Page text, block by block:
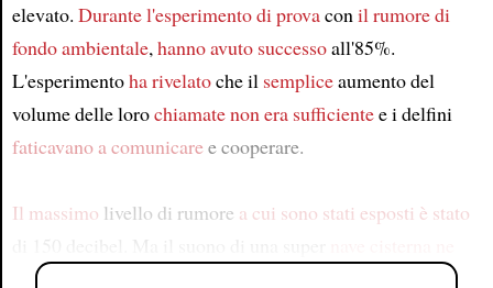
elevato. Durante l'esperimento di provaconil rumore di
fondo ambientale,hanno avuto successoall'85%.
L'esperimentoha rivelatoche il sempliceaumento del
volume delle lorochiamatenon era sufficientee i delfini
faticavano a comunicaree cooperare.
Il massimo livello di rumore a cui sono stati esposti è stato